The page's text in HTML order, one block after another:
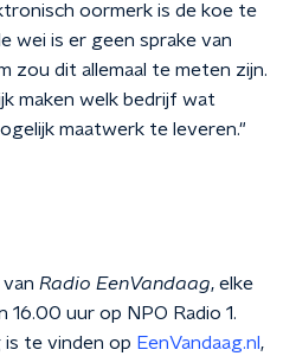
oormerk is de koe te
wei is er geen sprake van
dit allemaal te meten zijn.
maken welk bedrijf wat
maatwerk te leveren."
Radio EenVandaag, elke
uur op NPO Radio 1.
te vinden op EenVandaag.nl ,